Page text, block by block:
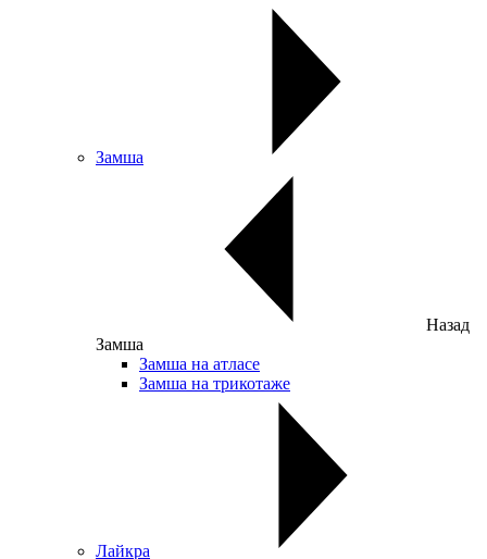
Замша
Назад
Замша
Замша на атласе
Замша на трикотаже
Лайкра